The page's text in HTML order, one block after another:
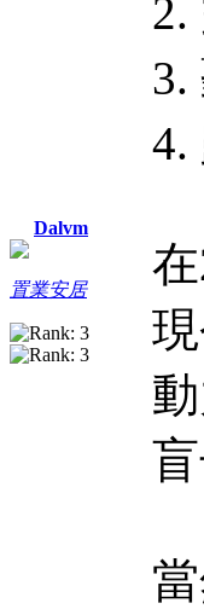
Dalvm
置業安居
2.
3.
4.